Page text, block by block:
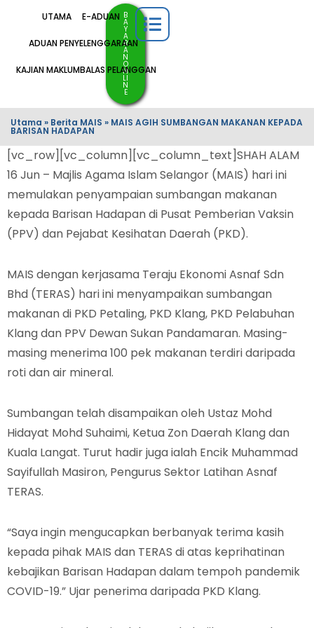
UTAMA E-ADUAN
ADUAN PENYELENGGARAAN
KAJIAN MAKLUMBALAS PELANGGAN
B
A
Y
A
R
A
N
O
N
LI
N
E
Utama » Berita MAIS » MAIS AGIH SUMBANGAN MAKANAN KEPADA
BARISAN HADAPAN
[vc_row][vc_column][vc_column_text]SHAH ALAM
16 Jun – Majlis Agama Islam Selangor (MAIS) hari ini
memulakan penyampaian sumbangan makanan
kepada Barisan Hadapan di Pusat Pemberian Vaksin
(PPV) dan Pejabat Kesihatan Daerah (PKD).
MAIS dengan kerjasama Teraju Ekonomi Asnaf Sdn
Bhd (TERAS) hari ini menyampaikan sumbangan
makanan di PKD Petaling, PKD Klang, PKD Pelabuhan
Klang dan PPV Dewan Sukan Pandamaran. Masing-
masing menerima 100 pek makanan terdiri daripada
roti dan air mineral.
Sumbangan telah disampaikan oleh Ustaz Mohd
Hidayat Mohd Suhaimi, Ketua Zon Daerah Klang dan
Kuala Langat. Turut hadir juga ialah Encik Muhammad
Sayifullah Masiron, Pengurus Sektor Latihan Asnaf
TERAS.
“Saya ingin mengucapkan berbanyak terima kasih
kepada pihak MAIS dan TERAS di atas keprihatinan
kebajikan Barisan Hadapan dalam tempoh pandemik
COVID-19.” Ujar penerima daripada PKD Klang.